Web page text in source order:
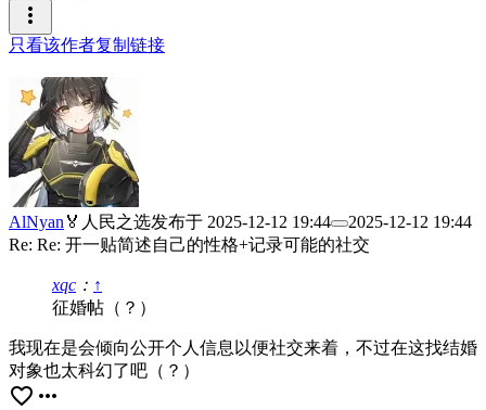
more_vert
只看该作者复制链接
AlNyan 🏅人民之选发布于 2025-12-12 19:44
2025-12-12 19:44
Re: Re: 开一贴简述自己的性格+记录可能的社交
xqc ： ↑
征婚帖（？）
我现在是会倾向公开个人信息以便社交来着，不过在这找结婚
对象也太科幻了吧（？）
favorite_border more_horiz